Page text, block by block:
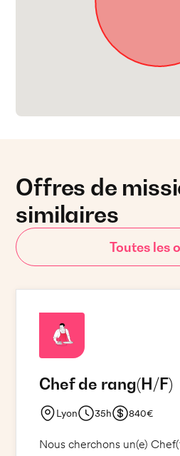
Offres de
similaires
Toutes les
Chef de rang(H/F)
Lyon 35h 840€
Nous cherchons un(e)